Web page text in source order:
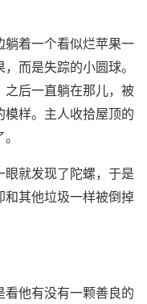
躺着一个看似烂苹果一
而是失踪的小圆球。
之后一直躺在那儿，被
样。主人收拾屋顶的
眼就发现了陀螺，于是
和其他垃圾一样被倒掉
看他有没有一颗善良的